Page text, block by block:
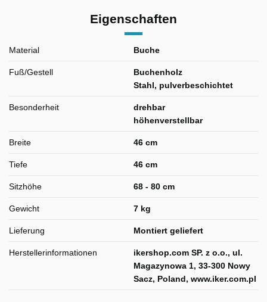
Eigenschaften
Material Buche
Fuß/Gestell
Buchenholz
Stahl, pulverbeschichtet
Besonderheit
drehbar
höhenverstellbar
Breite 46 cm
Tiefe 46 cm
Sitzhöhe 68 - 80 cm
Gewicht 7 kg
Lieferung Montiert geliefert
Herstellerinformationen
ikershop.com SP. z o.o., ul.
Magazynowa 1, 33-300 Nowy
Sacz, Poland, www.iker.com.pl